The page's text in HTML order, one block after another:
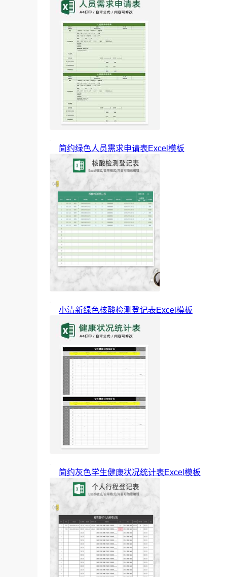
简约绿色人员需求申请表Excel模板
小清新绿色核酸检测登记表Excel模板
简约灰色学生健康状况统计表Excel模板